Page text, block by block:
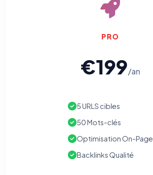
PRO
€199/an
5 URLS cibles
50 Mots-clés
Optimisation On-Page
Backlinks Qualité